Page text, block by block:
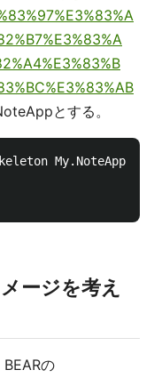
とする。
ージを考え
の